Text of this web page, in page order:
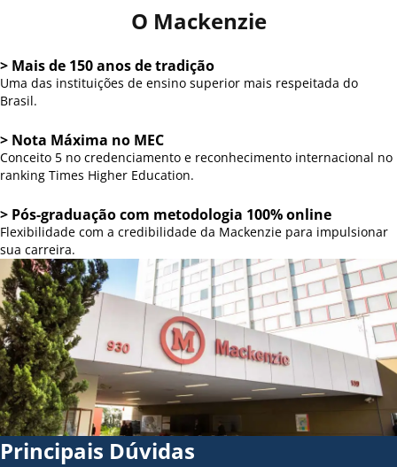
O Mackenzie
> Mais de 150 anos de tradição
Uma das instituições de ensino superior mais respeitada do
Brasil.
> Nota Máxima no MEC
Conceito 5 no credenciamento e reconhecimento internacional no
ranking Times Higher Education.
> Pós-graduação com metodologia 100% online
Flexibilidade com a credibilidade da Mackenzie para impulsionar
sua carreira.
Principais Dúvidas